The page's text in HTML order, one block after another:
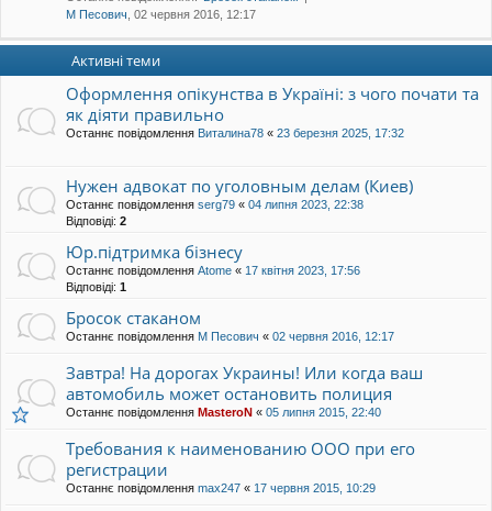
М Песович , 02 червня 2016, 12:17
Активні теми
Оформлення опікунства в Україні: з чого почати та
як діяти правильно
Останнє повідомлення Виталина78 « 23 березня 2025, 17:32
Нужен адвокат по уголовным делам (Киев)
Останнє повідомлення serg79 « 04 липня 2023, 22:38
Відповіді: 2
Юр.підтримка бізнесу
Останнє повідомлення Atome « 17 квітня 2023, 17:56
Відповіді: 1
Бросок стаканом
Останнє повідомлення М Песович « 02 червня 2016, 12:17
Завтра! На дорогах Украины! Или когда ваш
автомобиль может остановить полиция
Останнє повідомлення MasteroN « 05 липня 2015, 22:40
Требования к наименованию ООО при его
регистрации
Останнє повідомлення max247 « 17 червня 2015, 10:29